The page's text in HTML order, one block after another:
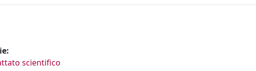
scientifico